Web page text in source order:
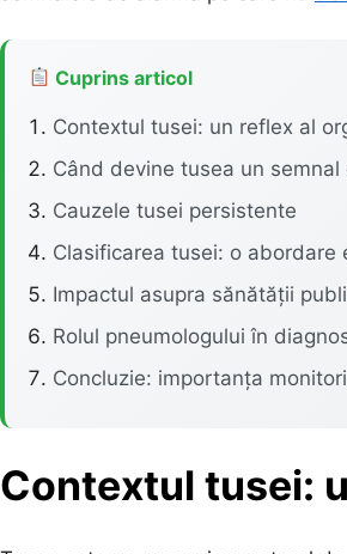
Cuprins articol
Contextul tusei: un reflex al
Când devine tusea un semnal
Cauzele tusei persistente
Clasificarea tusei: o abordare
Impactul asupra sănătății
Rolul pneumologului în
Concluzie: importanța
Contextul tusei: